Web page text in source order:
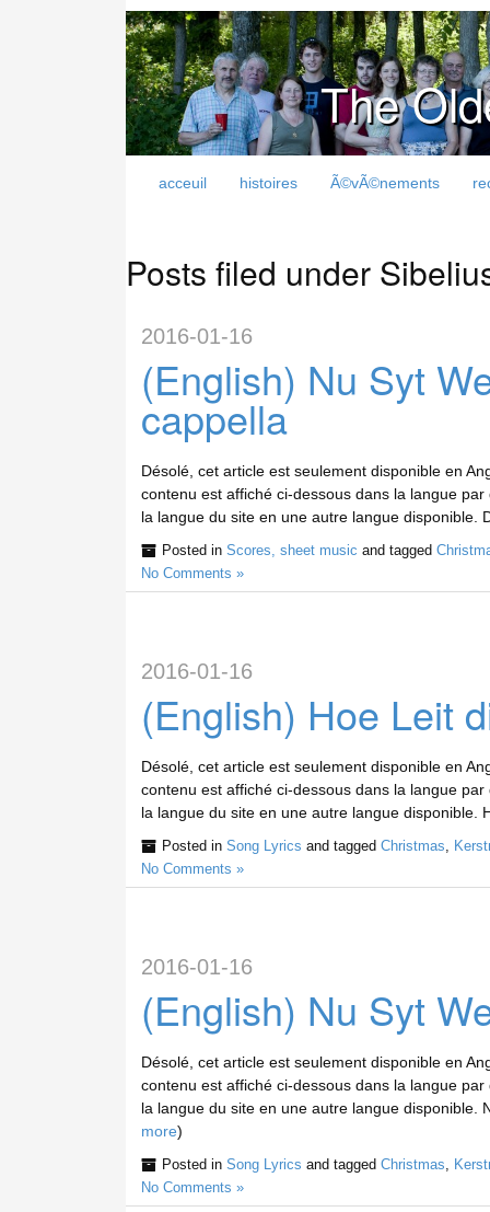
The
acceuil histoires Ã©vÃ©nements
Posts filed under
2016-01-16
(English) Nu Syt
cappella
Désolé, cet article est seulement disponible en
contenu est affiché ci-dessous dans la langue
la langue du site en une autre langue disponible.
Posted in Scores, sheet music and tagged
No Comments »
2016-01-16
(English) Hoe Leit
Désolé, cet article est seulement disponible en
contenu est affiché ci-dessous dans la langue
la langue du site en une autre langue
Posted in Song Lyrics and tagged Christmas
No Comments »
2016-01-16
(English) Nu Syt
Désolé, cet article est seulement disponible en
contenu est affiché ci-dessous dans la langue
la langue du site en une autre langue
more)
Posted in Song Lyrics and tagged Christmas
No Comments »